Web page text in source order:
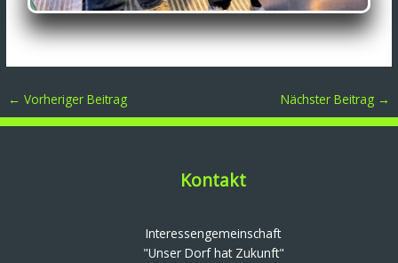
← Vorheriger Beitrag Nächster Beitrag →
Kontakt
Interessengemeinschaft
"Unser Dorf hat Zukunft"